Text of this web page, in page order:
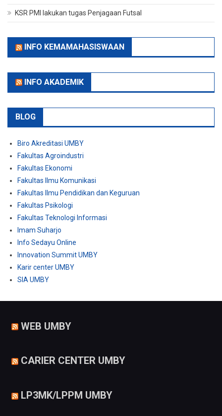
KSR PMI lakukan tugas Penjagaan Futsal
INFO KEMAMAHASISWAAN
INFO AKADEMIK
BLOG
Biro Akreditasi UMBY
Fakultas Agroindustri
Fakultas Ekonomi
Fakultas Ilmu Komunikasi
Fakultas Ilmu Pendidikan dan Keguruan
Fakultas Psikologi
Fakultas Teknologi Informasi
Imam Suharjo
Info Sedayu Online
Innovation Summit UMBY
Karir center UMBY
SIA UMBY
WEB UMBY
CARIER CENTER UMBY
LP3MK/LPPM UMBY